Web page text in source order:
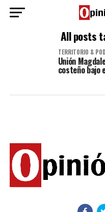
All posts
TERRITORIO &
Unión
costeño bajo